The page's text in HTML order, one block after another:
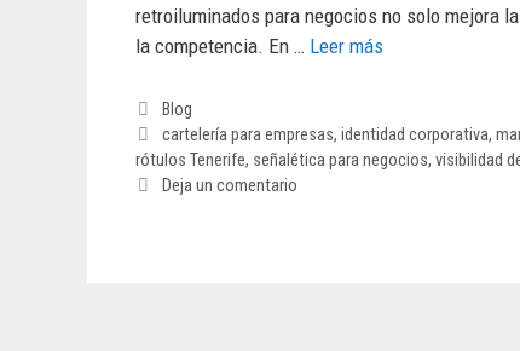
retroiluminados para negocios no solo mejora
la competencia. En … Leer más
Blog
cartelería para empresas, identidad corporativa,
rótulos Tenerife, señalética para negocios, visibilidad
Deja un comentario